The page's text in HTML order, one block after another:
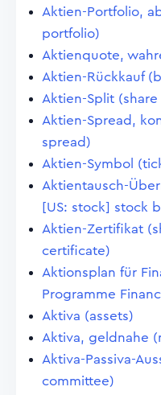
Aktien-Portfolio,
portfolio)
Aktienquote,
Aktien-Rückkauf
Aktien-Split
Aktien-Spread,
spread)
Aktien-Symbol
Aktientausch-
[US: stock] stock
Aktien-Zertifikat
certificate)
Aktionsplan für
Programme
Aktiva (assets)
Aktiva, geldnahe
Aktiva-Passiva-
committee)